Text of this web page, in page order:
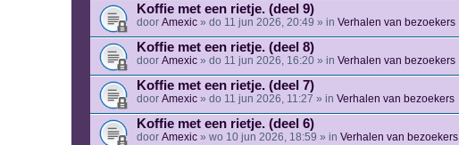
Koffie met een rietje. (deel 9)
door Amexic » do 11 jun 2026, 20:49 » in Verhalen van bezoekers
Koffie met een rietje. (deel 8)
door Amexic » do 11 jun 2026, 16:20 » in Verhalen van bezoekers
Koffie met een rietje. (deel 7)
door Amexic » do 11 jun 2026, 11:27 » in Verhalen van bezoekers
Koffie met een rietje. (deel 6)
door Amexic » wo 10 jun 2026, 18:59 » in Verhalen van bezoekers